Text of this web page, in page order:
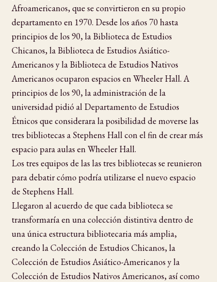
Afroamericanos, que se convirtieron en su propio
departamento en 1970. Desde los años 70 hasta
principios de los 90, la Biblioteca de Estudios
Chicanos, la Biblioteca de Estudios Asiático-
Americanos y la Biblioteca de Estudios Nativos
Americanos ocuparon espacios en Wheeler Hall. A
principios de los 90, la administración de la
universidad pidió al Departamento de Estudios
Étnicos que considerara la posibilidad de moverse las
tres bibliotecas a Stephens Hall con el fin de crear más
espacio para aulas en Wheeler Hall.
Los tres equipos de las las tres bibliotecas se reunieron
para debatir cómo podría utilizarse el nuevo espacio
de Stephens Hall.
Llegaron al acuerdo de que cada biblioteca se
transformaría en una colección distintiva dentro de
una única estructura bibliotecaria más amplia,
creando la Colección de Estudios Chicanos, la
Colección de Estudios Asiático-Americanos y la
Colección de Estudios Nativos Americanos, así como